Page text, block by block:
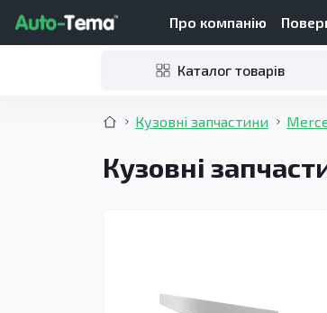
Про компанію
Каталог товарів
Кузовні запчастини
Кузовні